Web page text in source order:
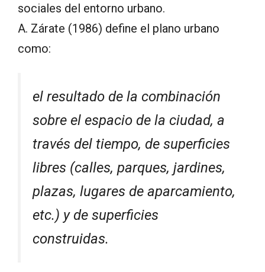
sociales del entorno urbano.
A. Zárate (1986) define el plano urbano
como:
el resultado de la combinación
sobre el espacio de la ciudad, a
través del tiempo, de superficies
libres (calles, parques, jardines,
plazas, lugares de aparcamiento,
etc.) y de superficies
construidas.